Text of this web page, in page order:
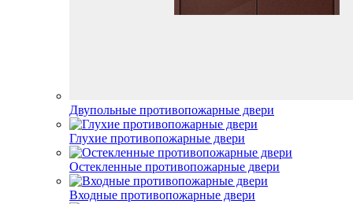
Двупольные противопожарные двери
Глухие противопожарные двери
Остекленные противопожарные двери
Входные противопожарные двери